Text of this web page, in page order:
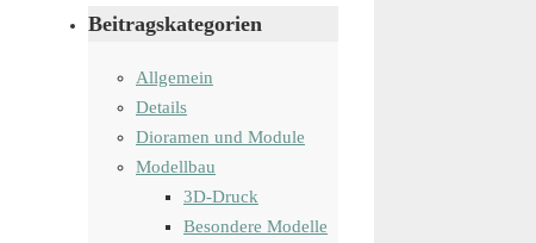
Beitragskategorien
Allgemein
Details
Dioramen und Module
Modellbau
3D-Druck
Besondere Modelle